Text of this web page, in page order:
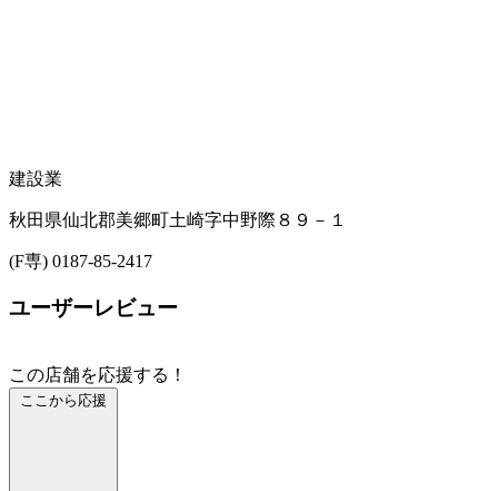
建設業
秋田県仙北郡美郷町土崎字中野際８９－１
(F専) 0187-85-2417
ユーザーレビュー
この店舗を応援する！
ここから応援